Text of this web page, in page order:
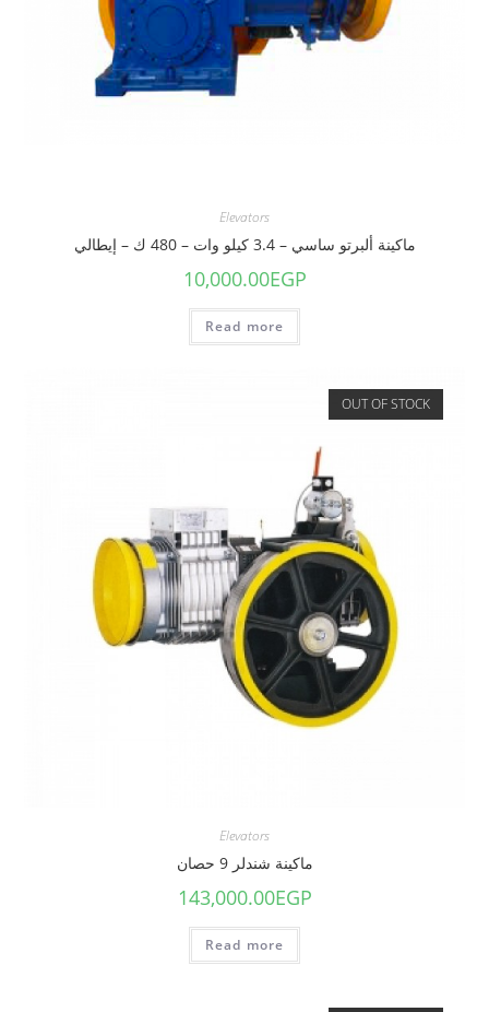
Elevators
ماكينة ألبرتو ساسي – 3.4 كيلو وات – 480 ك – إيطالي
10,000.00EGP
Read more
OUT OF STOCK
Elevators
ماكينة شندلر 9 حصان
143,000.00EGP
Read more